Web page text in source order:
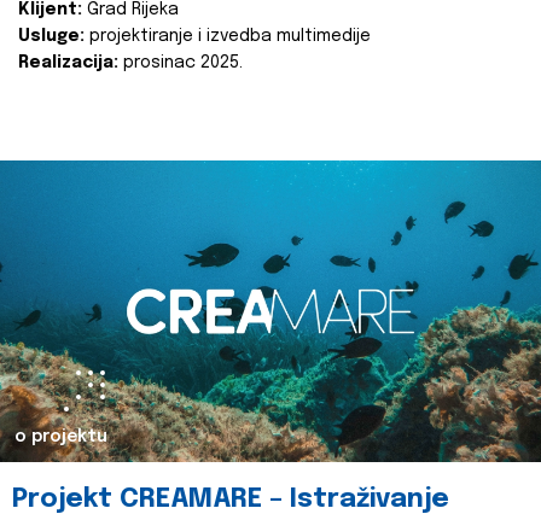
Klijent: Grad Rijeka
Usluge: projektiranje i izvedba multimedije
Realizacija: prosinac 2025.
o projektu
Projekt CREAMARE – Istraživanje